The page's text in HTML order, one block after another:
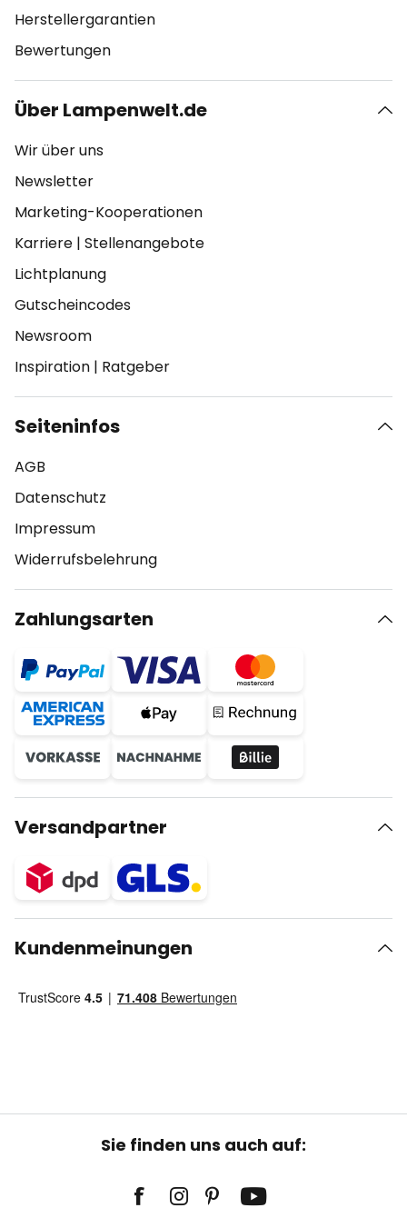
Herstellergarantien
Bewertungen
Über Lampenwelt.de
Wir über uns
Newsletter
Marketing-Kooperationen
Karriere | Stellenangebote
Lichtplanung
Gutscheincodes
Newsroom
Inspiration | Ratgeber
Seiteninfos
AGB
Datenschutz
Impressum
Widerrufsbelehrung
Zahlungsarten
Versandpartner
Kundenmeinungen
Sie finden uns auch auf: